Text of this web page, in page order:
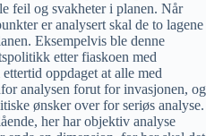
feil og svakheter i planen. Når
er analysert skal de to lagene
Eksempelvis ble denne
etter fiaskoen med
oppdaget at alle med
analysen forut for invasjonen, og
ønsker over for seriøs analyse.
her har objektiv analyse